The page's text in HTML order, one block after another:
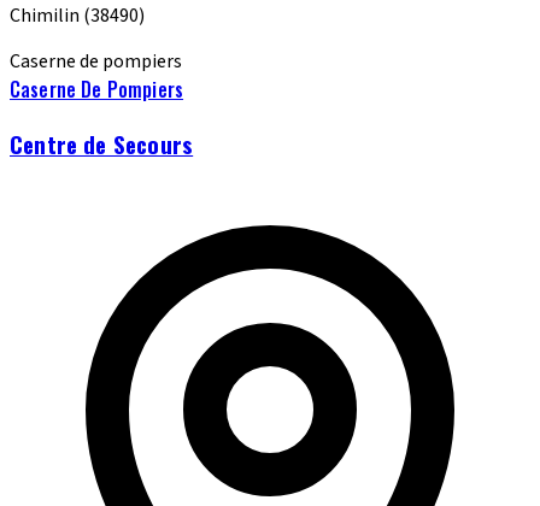
Chimilin (38490)
Caserne de pompiers
Caserne De Pompiers
Centre de Secours